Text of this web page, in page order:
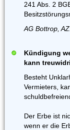
241 Abs. 2
AG Bottrop,
Kündigung
kann
Besteht
Vermieters,
Der Erbe ist
wenn er die